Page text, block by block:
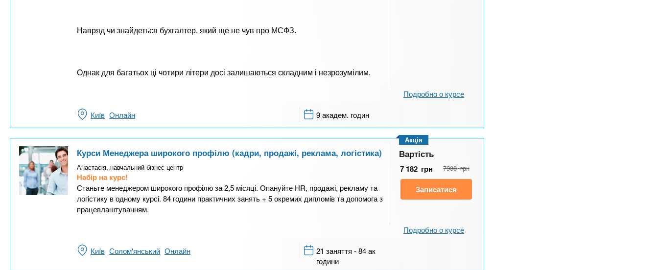
Навряд чи знайдеться бухгалтер, який ще не чув про МСФЗ.
Однак для багатьох ці чотири літери досі залишаються складним і незрозумілим.
Подробно о курсе
Київ Онлайн 9 академ. годин
Курси Менеджера широкого профілю (кадри, продажі, реклама, логістика)
Анастасія, навчальний бізнес центр
Набір на курс!
Станьте менеджером широкого профілю за 2,5 місяці. Опануйте HR, продажі, рекламу та
логістику в одному курсі. 84 години практичних занять + 5 окремих дипломів та допомога з
працевлаштуванням.
Акція
Вартість
7 182 грн 7980 грн
Записатися
Подробно о курсе
Київ Солом'янський Онлайн
21 заняття - 84 ак
години